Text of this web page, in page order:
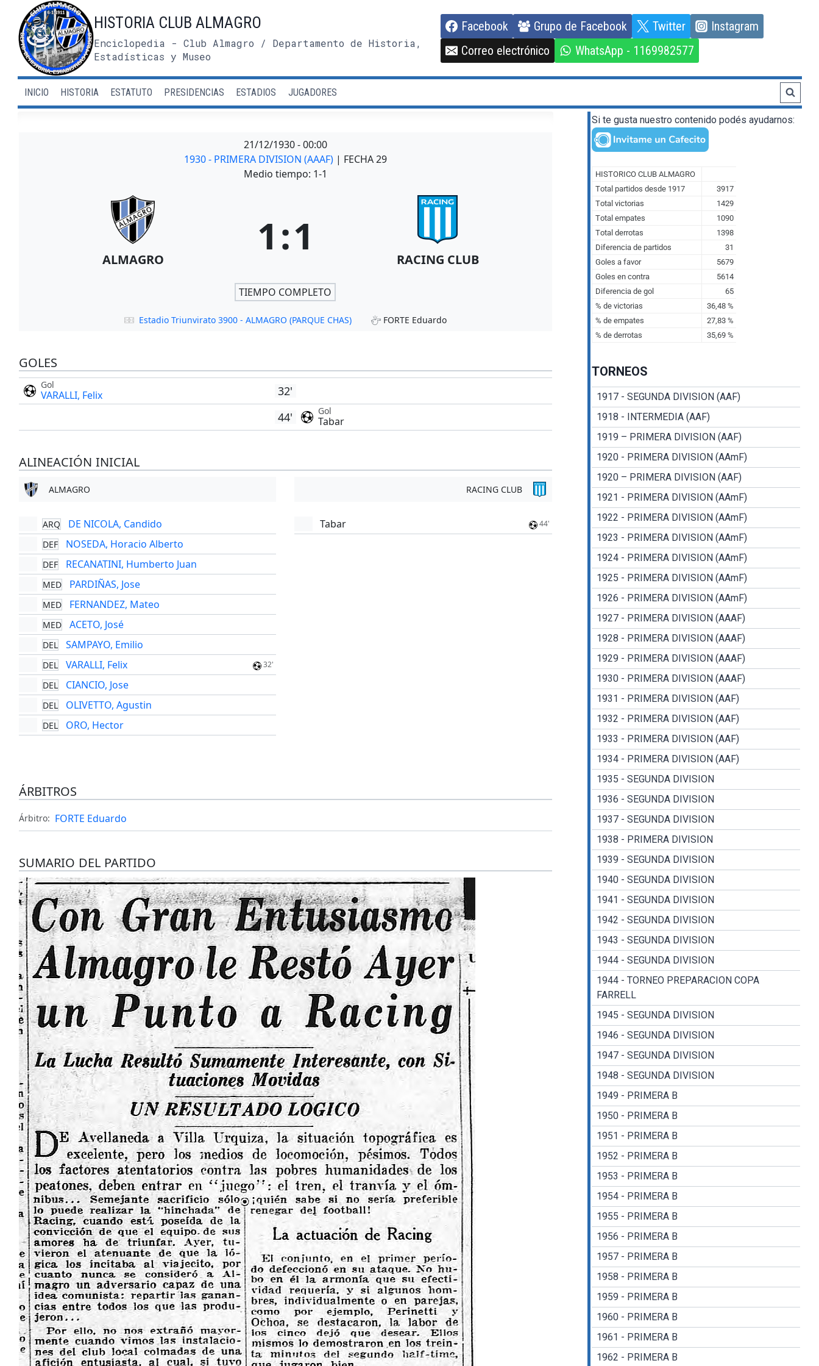
contenido
HISTORIA CLUB ALMAGRO
Enciclopedia - Club Almagro / Departamento de Historia,
Estadísticas y Museo
Facebook Grupo de Facebook Twitter
Instagram
Correo electrónico
WhatsApp - 1169982577
INICIO HISTORIA ESTATUTO PRESIDENCIAS ESTADIOS JUGADORES
21/12/1930-00:00
1930 - PRIMERA DIVISION (AAAF) | FECHA 29
Medio tiempo: 1-1
ALMAGRO 1:1 RACING CLUB
TIEMPO COMPLETO
Estadio Triunvirato 3900 - ALMAGRO (PARQUE CHAS) FORTE Eduardo
GOLES
Gol
VARALLI, Felix
32'
44'
Gol
Tabar
ALINEACIÓN INICIAL
ALMAGRO
ARQ DE NICOLA, Candido
DEF NOSEDA, Horacio Alberto
DEF RECANATINI, Humberto Juan
MED PARDIÑAS, Jose
MED FERNANDEZ, Mateo
MED ACETO, José
DEL SAMPAYO, Emilio
DEL VARALLI, Felix 32'
DEL CIANCIO, Jose
DEL OLIVETTO, Agustin
DEL ORO, Hector
RACING CLUB
Tabar 44'
ÁRBITROS
Árbitro: FORTE Eduardo
SUMARIO DEL PARTIDO
Si te gusta nuestro contenido podés ayudarnos:
TORNEOS
1917 - SEGUNDA DIVISION (AAF)
1918 - INTERMEDIA (AAF)
1919 – PRIMERA DIVISION (AAF)
1920 - PRIMERA DIVISION (AAmF)
1920 – PRIMERA DIVISION (AAF)
1921 - PRIMERA DIVISION (AAmF)
1922 - PRIMERA DIVISION (AAmF)
1923 - PRIMERA DIVISION (AAmF)
1924 - PRIMERA DIVISION (AAmF)
1925 - PRIMERA DIVISION (AAmF)
1926 - PRIMERA DIVISION (AAmF)
1927 - PRIMERA DIVISION (AAAF)
1928 - PRIMERA DIVISION (AAAF)
1929 - PRIMERA DIVISION (AAAF)
1930 - PRIMERA DIVISION (AAAF)
1931 - PRIMERA DIVISION (AAF)
1932 - PRIMERA DIVISION (AAF)
1933 - PRIMERA DIVISION (AAF)
1934 - PRIMERA DIVISION (AAF)
1935 - SEGUNDA DIVISION
1936 - SEGUNDA DIVISION
1937 - SEGUNDA DIVISION
1938 - PRIMERA DIVISION
1939 - SEGUNDA DIVISION
1940 - SEGUNDA DIVISION
1941 - SEGUNDA DIVISION
1942 - SEGUNDA DIVISION
1943 - SEGUNDA DIVISION
1944 - SEGUNDA DIVISION
1944 - TORNEO PREPARACION COPA
FARRELL
1945 - SEGUNDA DIVISION
1946 - SEGUNDA DIVISION
1947 - SEGUNDA DIVISION
1948 - SEGUNDA DIVISION
1949 - PRIMERA B
1950 - PRIMERA B
1951 - PRIMERA B
1952 - PRIMERA B
1953 - PRIMERA B
1954 - PRIMERA B
1955 - PRIMERA B
1956 - PRIMERA B
1957 - PRIMERA B
1958 - PRIMERA B
1959 - PRIMERA B
1960 - PRIMERA B
1961 - PRIMERA B
1962 - PRIMERA B